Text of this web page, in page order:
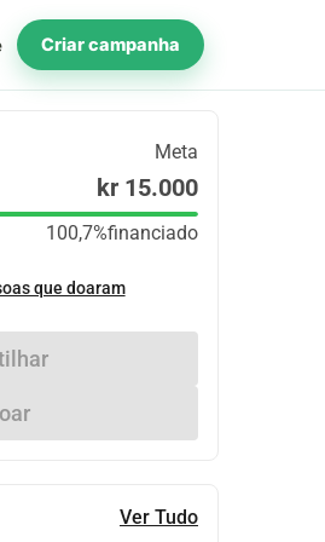
Criar campanha
Meta
kr 15.000
100,7%financiado
que doaram
Ver Tudo